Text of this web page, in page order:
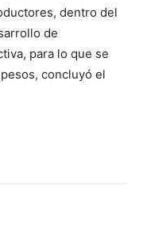
dentro del
de
para lo que se
concluyó el